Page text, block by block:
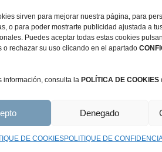
sirven para mejorar nuestra página, para
o para poder mostrarte publicidad ajustada a
Puedes aceptar todas estas cookies
o rechazar su uso clicando en el apartado
información, consulta la POLÍTICA DE COOKIES
Denegado
DE COOKIESPOLITIQUE DE